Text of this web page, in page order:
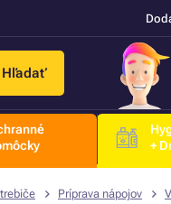
Hľadať
+
Príprava nápojov